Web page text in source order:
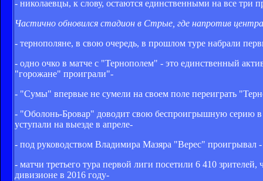
- николаевцы, к слову, остаются единственными на все три
Частично обновился стадион в Стрые, где напротив
- тернополяне, в свою очередь, в прошлом туре набрали
- одно очко в матче с "Тернополем" - это единственный
"горожане" проиграли"-
- "Сумы" впервые не сумели на своем поле переиграть
- "Оболонь-Бровар" доводит свою беспроигрышную серию
уступали на выезде в апреле-
- под руководством Владимира Мазяра "Верес" проигрывал
- матчи третьего тура первой лиги посетили 6 410
дивизионе в 2016 году-